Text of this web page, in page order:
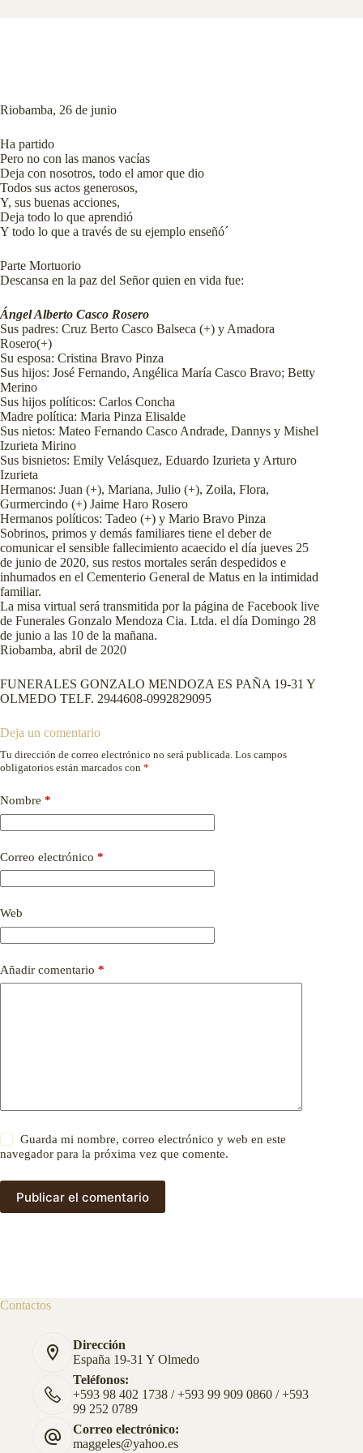
Riobamba, 26 de junio
Ha partido
Pero no con las manos vacías
Deja con nosotros, todo el amor que dio
Todos sus actos generosos,
Y, sus buenas acciones,
Deja todo lo que aprendió
Y todo lo que a través de su ejemplo enseñó´
Parte Mortuorio
Descansa en la paz del Señor quien en vida fue:
Ángel Alberto Casco Rosero
Sus padres: Cruz Berto Casco Balseca (+) y Amadora
Rosero(+)
Su esposa: Cristina Bravo Pinza
Sus hijos: José Fernando, Angélica María Casco Bravo; Betty
Merino
Sus hijos políticos: Carlos Concha
Madre política: Maria Pinza Elisalde
Sus nietos: Mateo Fernando Casco Andrade, Dannys y Mishel
Izurieta Mirino
Sus bisnietos: Emily Velásquez, Eduardo Izurieta y Arturo
Izurieta
Hermanos: Juan (+), Mariana, Julio (+), Zoila, Flora,
Gurmercindo (+) Jaime Haro Rosero
Hermanos políticos: Tadeo (+) y Mario Bravo Pinza
Sobrinos, primos y demás familiares tiene el deber de
comunicar el sensible fallecimiento acaecido el día jueves 25
de junio de 2020, sus restos mortales serán despedidos e
inhumados en el Cementerio General de Matus en la intimidad
familiar.
La misa virtual será transmitida por la página de Facebook live
de Funerales Gonzalo Mendoza Cia. Ltda. el día Domingo 28
de junio a las 10 de la mañana.
Riobamba, abril de 2020
FUNERALES GONZALO MENDOZA ES PAÑA 19-31 Y
OLMEDO TELF. 2944608-0992829095
Deja un comentario
Tu dirección de correo electrónico no será publicada. Los campos
obligatorios están marcados con *
Nombre *
Correo electrónico *
Web
Añadir comentario *
Guarda mi nombre, correo electrónico y web en este
navegador para la próxima vez que comente.
Publicar el comentario
Contactos
Dirección
España 19-31 Y Olmedo
Teléfonos:
+593 98 402 1738 / +593 99 909 0860 / +593
99 252 0789
Correo electrónico:
maggeles@yahoo.es